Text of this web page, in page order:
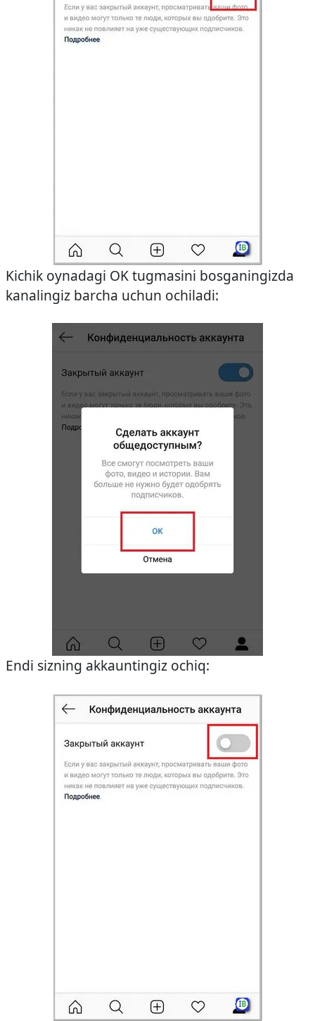
Kichik oynadagi OK tugmasini bosganingizda
kanalingiz barcha uchun ochiladi:
Endi sizning akkauntingiz ochiq: